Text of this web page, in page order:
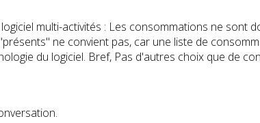
multi-activités : Les consommations ne
ne convient pas, car une liste de
du logiciel. Bref, Pas d'autres choix que de